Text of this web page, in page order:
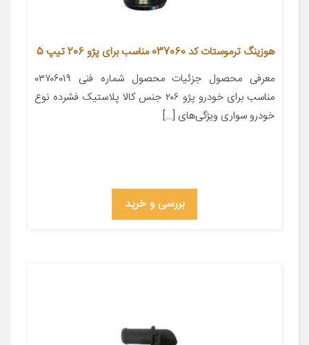
هوزینگ ترموستات کد 037060 مناسب برای پژو 206 تیپ 5
معرفی محصول جزئیات محصول شماره فنی ۰۳۷۰۶۰۱۹
مناسب برای خودرو پژو ۲۰۶ جنس کالا پلاستیک فشرده نوع
خودرو سواری ویژگی‌های […]
بررسی و خرید